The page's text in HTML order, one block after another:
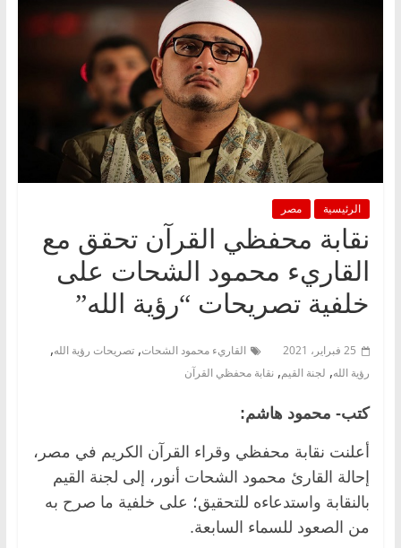
الرئيسية مصر
نقابة محفظي القرآن تحقق مع
القاريء محمود الشحات على
خلفية تصريحات “رؤية الله”
25 فبراير، 2021 القاريء محمود الشحات, تصريحات رؤية الله,
رؤية الله, لجنة القيم, نقابة محفظي القرآن
كتب- محمود هاشم:
أعلنت نقابة محفظي وقراء القرآن الكريم في مصر،
إحالة القارئ محمود الشحات أنور، إلى لجنة القيم
بالنقابة واستدعاءه للتحقيق؛ على خلفية ما صرح به
من الصعود للسماء السابعة.